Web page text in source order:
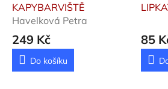
KAPYBARVIŠTĚ
Havelková Petra
249 Kč
Do košíku
85